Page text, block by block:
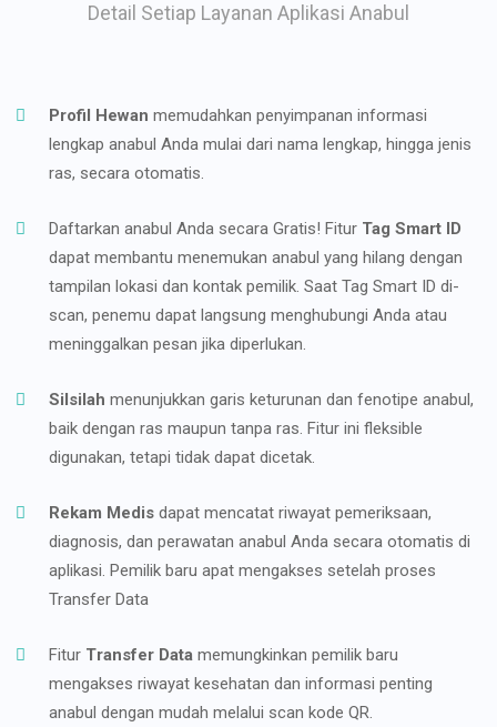
Detail Setiap Layanan Aplikasi Anabul
Profil Hewan memudahkan penyimpanan informasi
lengkap anabul Anda mulai dari nama lengkap, hingga jenis
ras, secara otomatis.
Daftarkan anabul Anda secara Gratis! Fitur Tag Smart ID
dapat membantu menemukan anabul yang hilang dengan
tampilan lokasi dan kontak pemilik. Saat Tag Smart ID di-
scan, penemu dapat langsung menghubungi Anda atau
meninggalkan pesan jika diperlukan.
Silsilah menunjukkan garis keturunan dan fenotipe anabul,
baik dengan ras maupun tanpa ras. Fitur ini fleksible
digunakan, tetapi tidak dapat dicetak.
Rekam Medis dapat mencatat riwayat pemeriksaan,
diagnosis, dan perawatan anabul Anda secara otomatis di
aplikasi. Pemilik baru apat mengakses setelah proses
Transfer Data
Fitur Transfer Data memungkinkan pemilik baru
mengakses riwayat kesehatan dan informasi penting
anabul dengan mudah melalui scan kode QR.